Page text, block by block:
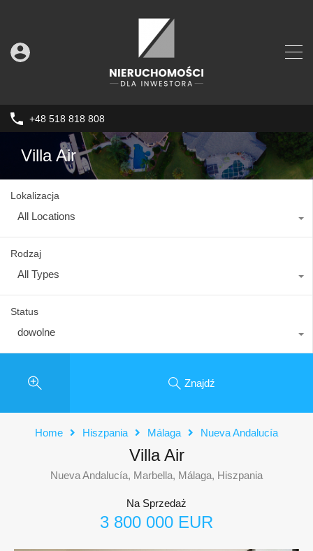
+48 518 818 808
Villa Air
Lokalizacja
All Locations
Rodzaj
All Types
Status
dowolne
Znajdź
Home Hiszpania Málaga Nueva Andalucía
Villa Air
Nueva Andalucía, Marbella, Málaga, Hiszpania
Na Sprzedaż
3 800 000 EUR